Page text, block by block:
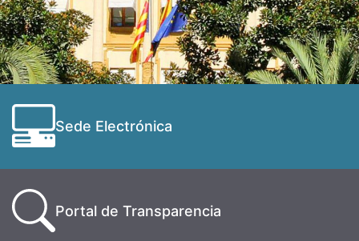
Sede Electrónica
Portal de Transparencia